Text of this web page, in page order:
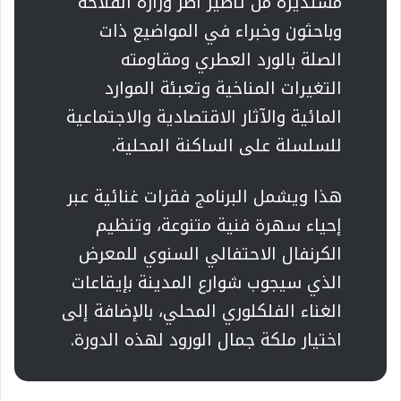
وباحثون وخبراء في المواضيع ذات
الصلة بالورد العطري ومقاومته
التغيرات المناخية وتعبئة الموارد
المائية والآثار الاقتصادية والاجتماعية
للسلسلة على الساكنة المحلية.
هذا ويشمل البرنامج فقرات غنائية عبر
إحياء سهرة فنية متنوعة، وتنظيم
الكرنفال الاحتفالي السنوي للمعرض
الذي سيجوب شوارع المدينة بإيقاعات
الغناء الفلكلوري المحلي، بالإضافة إلى
اختيار ملكة جمال الورود لهذه الدورة.